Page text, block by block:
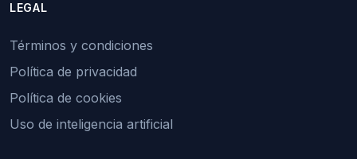
LEGAL
Términos y condiciones
Política de privacidad
Política de cookies
Uso de inteligencia artificial